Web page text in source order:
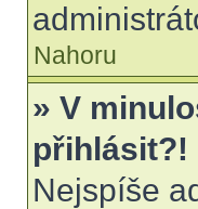
Nahoru
» V
přihlásit?!
Nejspíše